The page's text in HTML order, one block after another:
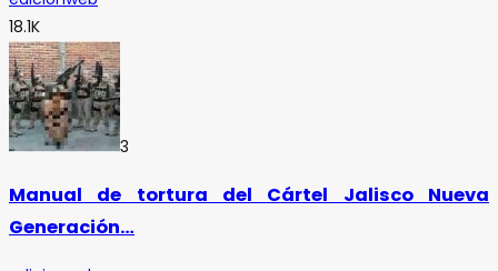
18.1K
3
Manual de tortura del Cártel Jalisco Nueva
Generación…